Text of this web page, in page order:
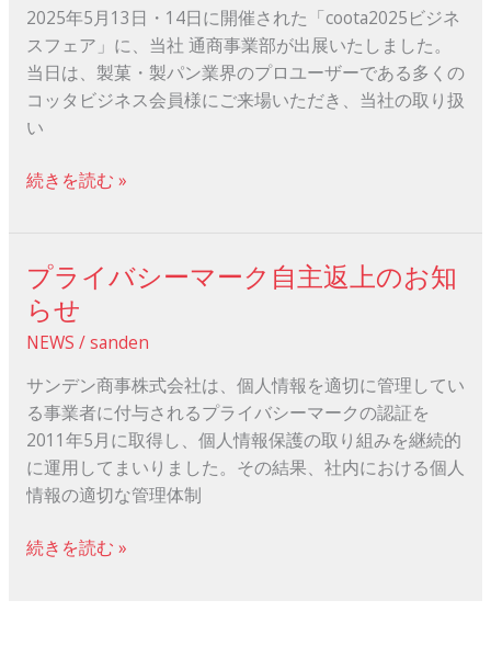
紹
介
さ
れ
ま
し
た！
2025年5月13日・14日に開催された「coota2025ビジネ
スフェア」に、当社 通商事業部が出展いたしました。
当日は、製菓・製パン業界のプロユーザーである多くの
コッタビジネス会員様にご来場いただき、当社の取り扱
い
coota2025
ビ
ジ
ネ
ス
ェ
展
し
ま
た！
続きを読む »
プライバシーマーク自主返上のお知
らせ
NEWS /sanden
サンデン商事株式会社は、個人情報を適切に管理してい
る事業者に付与されるプライバシーマークの認証を
2011年5月に取得し、個人情報保護の取り組みを継続的
に運用してまいりました。その結果、社内における個人
情報の適切な管理体制
プ
ラ
イ
バ
シ
ー
マ
ー
ク
主
続きを読む »